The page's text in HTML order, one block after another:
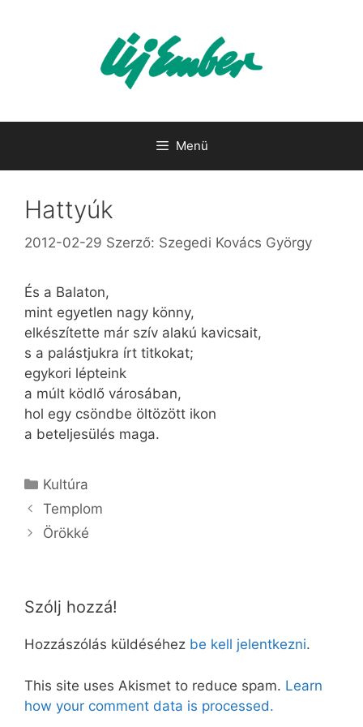
Menü
Hattyúk
2012-02-29 Szerző: Szegedi Kovács György
És a Balaton,
mint egyetlen nagy könny,
elkészítette már szív alakú kavicsait,
s a palástjukra írt titkokat;
egykori lépteink
a múlt ködlő városában,
hol egy csöndbe öltözött ikon
a beteljesülés maga.
Kategória
Kultúra
Templom
Örökké
Szólj hozzá!
Hozzászólás küldéséhez be kell jelentkezni.
This site uses Akismet to reduce spam. Learn
how your comment data is processed.